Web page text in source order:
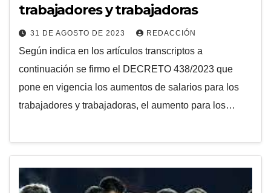
trabajadores y trabajadoras
31 DE AGOSTO DE 2023 REDACCIÓN
Según indica en los artículos transcriptos a
continuación se firmo el DECRETO 438/2023 que
pone en vigencia los aumentos de salarios para los
trabajadores y trabajadoras, el aumento para los…